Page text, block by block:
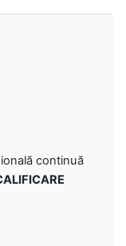
continuă